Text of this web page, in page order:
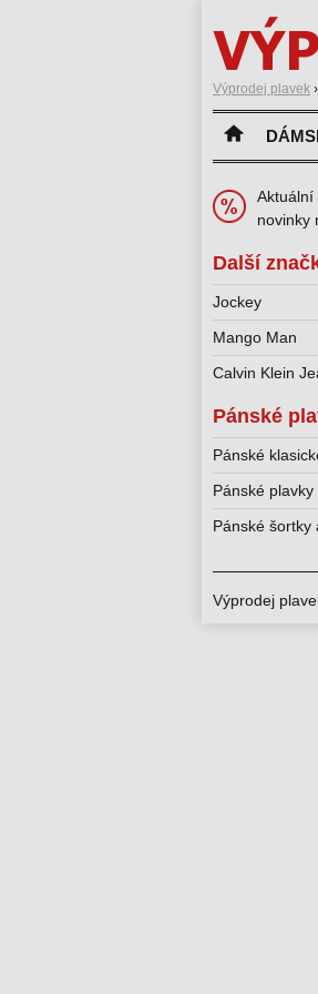
Výprodej plavek ›
Aktuální
novinky
Další
Jockey
Mango Man
Calvin Klein
Pánské
Pánské
Pánské
Pánské šortky
Výprodej